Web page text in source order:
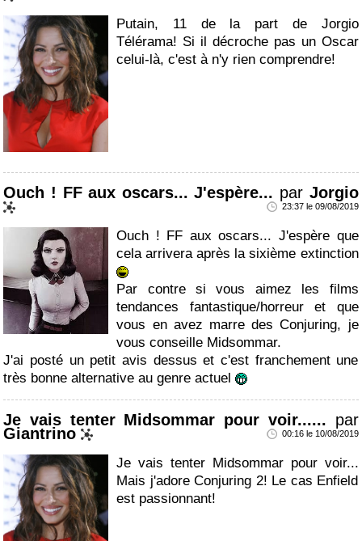
Putain, 11 de la part de Jorgio
Télérama! Si il décroche pas un Oscar
celui-là, c'est à n'y rien comprendre!
Ouch ! FF aux oscars... J'espère... par Jorgio
23:37 le 09/08/2019
Ouch ! FF aux oscars... J'espère que
cela arrivera après la sixième extinction
Par contre si vous aimez les films
tendances fantastique/horreur et que
vous en avez marre des Conjuring, je
vous conseille Midsommar.
J'ai posté un petit avis dessus et c'est franchement une
très bonne alternative au genre actuel
Je vais tenter Midsommar pour voir...... par
Giantrino 00:16 le 10/08/2019
Je vais tenter Midsommar pour voir...
Mais j'adore Conjuring 2! Le cas Enfield
est passionnant!